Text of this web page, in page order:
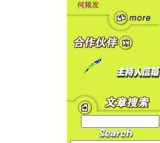
何频发